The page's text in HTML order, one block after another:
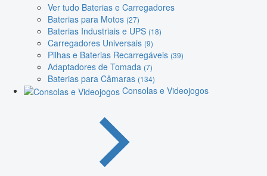
Ver tudo Baterias e Carregadores
Baterias para Motos (27)
Baterias Industriais e UPS (18)
Carregadores Universais (9)
Pilhas e Baterias Recarregáveis (39)
Adaptadores de Tomada (7)
Baterias para Câmaras (134)
Consolas e Videojogos